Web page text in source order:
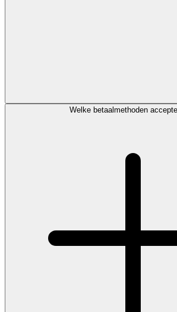
Welke betaalmethoden